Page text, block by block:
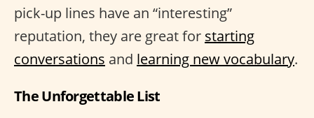
pick-up lines have an “interesting”
reputation, they are great for starting
conversations and learning new vocabulary.
The Unforgettable List